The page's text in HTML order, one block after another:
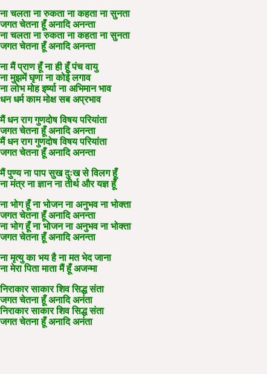
ना चलता ना रुकता ना कहता ना सुनता
जगत चेतना हूँ अनादि अनन्ता
ना चलता ना रुकता ना कहता ना सुनता
जगत चेतना हूँ अनादि अनन्ता
ना मैं प्राण हूँ ना ही हूँ पंच वायु
ना मुझमें घृणा ना कोई लगाव
ना लोभ मोह इर्ष्या ना अभिमान भाव
धन धर्म काम मोक्ष सब अप्रभाव
मैं धन राग गुणदोष विषय परियांता
जगत चेतना हूँ अनादि अनन्ता
मैं धन राग गुणदोष विषय परियांता
जगत चेतना हूँ अनादि अनन्ता
मैं पुण्य ना पाप सुख दुःख से विलग हूँ
ना मंत्र ना ज्ञान ना तीर्थ और यज्ञ हूँ
ना भोग हूँ ना भोजन ना अनुभव ना भोक्ता
जगत चेतना हूँ अनादि अनन्ता
ना भोग हूँ ना भोजन ना अनुभव ना भोक्ता
जगत चेतना हूँ अनादि अनन्ता
ना मृत्यु का भय है ना मत भेद जाना
ना मेरा पिता माता मैं हूँ अजन्मा
निराकार साकार शिव सिद्ध संता
जगत चेतना हूँ अनादि अनंता
निराकार साकार शिव सिद्ध संता
जगत चेतना हूँ अनादि अनंता